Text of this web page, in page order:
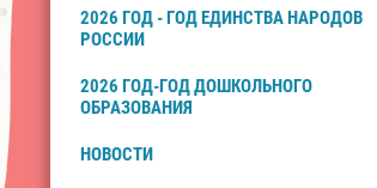
2026 ГОД - ГОД ЕДИНСТВА НАРОДОВ
РОССИИ
2026 ГОД-ГОД ДОШКОЛЬНОГО
ОБРАЗОВАНИЯ
НОВОСТИ